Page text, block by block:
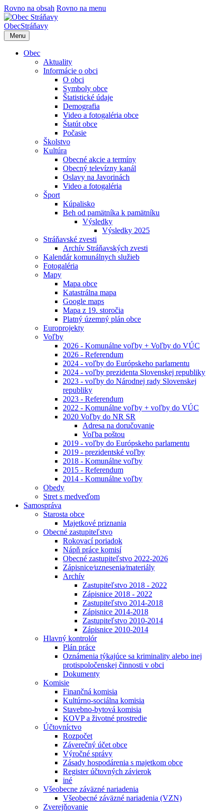
Rovno na obsah Rovno na menu
ObecStráňavy
Menu
Obec
Aktuality
Informácie o obci
O obci
Symboly obce
Štatistické údaje
Demografia
Video a fotogaléria obce
Štatút obce
Počasie
Školstvo
Kultúra
Obecné akcie a termíny
Obecný televízny kanál
Oslavy na Javorinách
Video a fotogaléria
Šport
Kúpalisko
Beh od pamätníka k pamätníku
Výsledky
Výsledky 2025
Stráňavské zvesti
Archív Stráňavských zvesti
Kalendár komunálnych služieb
Fotogaléria
Mapy
Mapa obce
Katastrálna mapa
Google maps
Mapa z 19. storočia
Platný územný plán obce
Europrojekty
Voľby
2026 - Komunálne voľby + Voľby do VÚC
2026 - Referendum
2024 - voľby do Európskeho parlamentu
2024 - voľby prezidenta Slovenskej republiky
2023 - voľby do Národnej rady Slovenskej
republiky
2023 - Referendum
2022 - Komunálne voľby + voľby do VÚC
2020 Voľby do NR SR
Adresa na doručovanie
Voľba poštou
2019 - voľby do Európskeho parlamentu
2019 - prezidentské voľby
2018 - Komunálne voľby
2015 - Referendum
2014 - Komunálne voľby
Obedy
Stret s medveďom
Samospráva
Starosta obce
Majetkové priznania
Obecné zastupiteľstvo
Rokovací poriadok
Nápň práce komisí
Obecné zastupiteľstvo 2022-2026
Zápisnice⁄uznesenia⁄materiály
Archív
Zastupiteľstvo 2018 - 2022
Zápisnice 2018 - 2022
Zastupiteľstvo 2014-2018
Zápisnice 2014-2018
Zastupiteľstvo 2010-2014
Zápisnice 2010-2014
Hlavný kontrolór
Plán práce
Oznámenia týkajúce sa kriminality alebo inej
protispoločenskej činnosti v obci
Dokumenty
Komisie
Finančná komisia
Kultúrno-sociálna komisia
Stavebno-bytová komisia
KOVP a životné prostredie
Účtovníctvo
Rozpočet
Záverečný účet obce
Výročné správy
Zásady hospodárenia s majetkom obce
Register účtovných závierok
iné
Všeobecne záväzné nariadenia
Všeobecné záväzné nariadenia (VZN)
Zverejňovanie